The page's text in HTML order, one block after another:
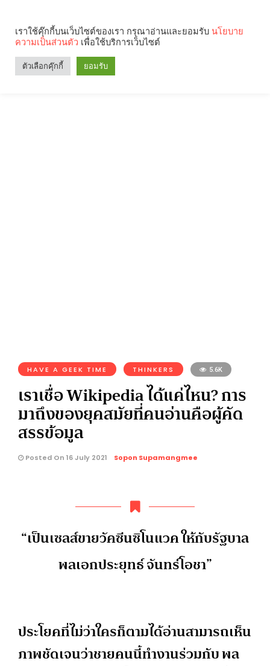
HAVE A GEEK TIME THINKERS 5.6K
เราเชื่อ Wikipedia ได้แค่ไหน? การ
มาถึงของยุคสมัยที่คนอ่านคือผู้คัด
สรรข้อมูล
Posted On 16 July 2021 Sopon Supamangmee
“เป็นเซลส์ขายวัคซีนซิโนแวค ให้กับรัฐบาล
พลเอกประยุทธ์ จันทร์โอชา”
ประโยคที่ไม่ว่าใครก็ตามได้อ่านสามารถเห็น
ภาพชัดเจนว่าชายคนนี้ทำงานร่วมกับ พล
เราใช้คุ๊กกี้บนเว็บไซต์ของเรา กรุณาอ่านและยอมรับ นโยบาย
ความเป็นส่วนตัว เพื่อใช้บริการเว็บไซต์
ตัวเลือกคุ๊กกี้ ยอมรับ